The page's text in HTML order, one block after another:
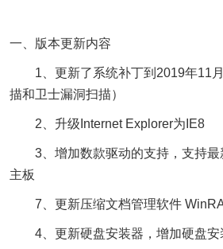
一、版本更新内容
1、更新了系统补丁到2019年11月
描和卫士漏洞扫描）
2、升级Internet Explorer为IE8
3、增加数款驱动的支持，支持最
主板
7、更新压缩文档管理软件
4、更新硬盘安装器，增加硬盘安